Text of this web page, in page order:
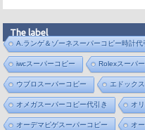
The label
A.ランゲ＆ゾーネスーパーコピー時計代
iwcスーパーコピー Rolexスーパ
ウブロスーパーコピー エドック
オメガスーパーコピー代引き オ
オーデマピゲスーパーコピー オ